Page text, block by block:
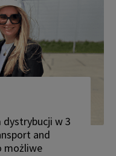
w 3
and
możliwe